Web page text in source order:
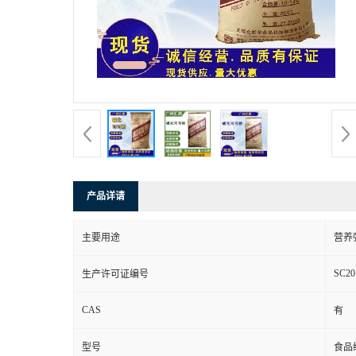
产品详请
主要用途 营养
生产许可证编号
CAS 有
型号 食品